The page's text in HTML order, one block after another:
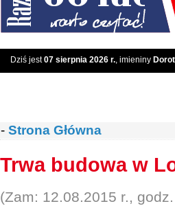
Dziś jest07 sierpnia 2026 r., imieniny
- Strona Główna
Trwa budowa w
(Zam: 12.08.2015 r.,